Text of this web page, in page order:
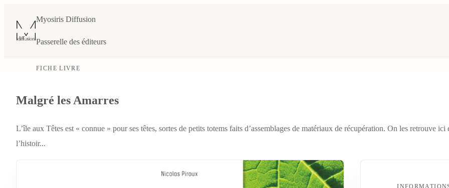
Myosiris Diffusion
Passerelle des éditeurs
FICHE LIVRE
Malgré les Amarres
L’île aux Têtes est « connue » pour ses têtes, sortes de petits totems faits d’assemblages de matériaux de récupération. On les retrouve
l’histoir...